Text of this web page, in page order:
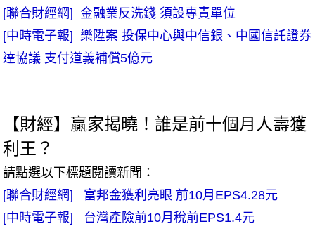
[聯合財經網] 金融業反洗錢 須設專責單位
[中時電子報] 樂陞案 投保中心與中信銀、中國信託證券
達協議 支付道義補償5億元
【財經】贏家揭曉！誰是前十個月人壽獲
利王？
請點選以下標題閱讀新聞：
[聯合財經網] 富邦金獲利亮眼 前10月EPS4.28元
[中時電子報] 台灣產險前10月稅前EPS1.4元